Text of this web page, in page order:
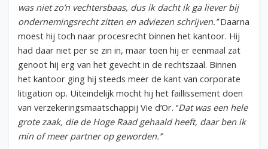
was niet zo’n vechtersbaas, dus ik dacht ik ga liever bij
ondernemingsrecht zitten en adviezen schrijven.’’Daarna
moest hij toch naar procesrecht binnen het kantoor. Hij
had daar niet per se zin in, maar toen hij er eenmaal zat
genoot hij erg van het gevecht in de rechtszaal. Binnen
het kantoor ging hij steeds meer de kant van corporate
litigation op. Uiteindelijk mocht hij het faillissement doen
van verzekeringsmaatschappij Vie d’Or. ‘’Dat was een hele
grote zaak, die de Hoge Raad gehaald heeft, daar ben ik
min of meer partner op geworden.’’